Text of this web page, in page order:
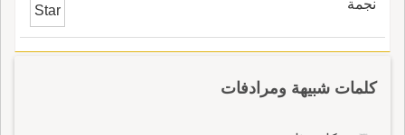
نجمة Star
كلمات شبيهة ومرادفات